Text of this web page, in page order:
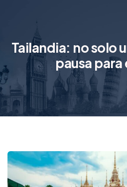
Tailandia: no solo
pausa para